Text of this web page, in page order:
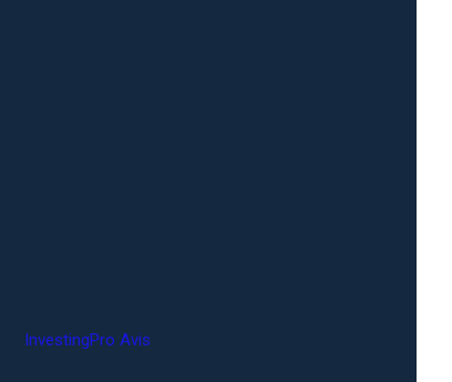
InvestingPro Avis